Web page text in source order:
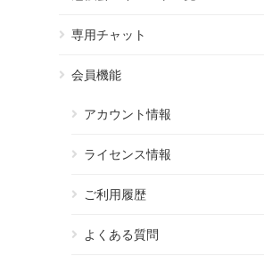
専用チャット
会員機能
アカウント情報
ライセンス情報
ご利用履歴
よくある質問